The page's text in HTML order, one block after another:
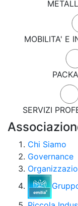
MOBILITA' E
SERVIZI
Chi Siamo
Governance